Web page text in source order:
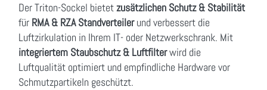
Der Triton-Sockel bietetzusätzlichen Schutz & Stabilität
für RMA & RZA Standverteilerund verbessert die
Luftzirkulation in Ihrem IT- oder Netzwerkschrank. Mit
integriertem Staubschutz & Luftfilterwird die
Luftqualität optimiert und empfindliche Hardware vor
Schmutzpartikeln geschützt.